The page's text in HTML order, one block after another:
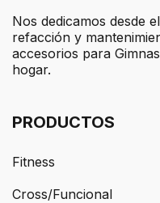
Nos dedicamos desde
refacción y
accesorios para
hogar.
PRODUCTOS
Fitness
Cross/Funcional